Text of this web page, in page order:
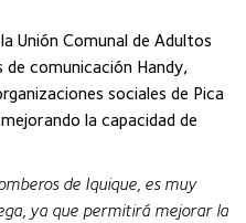
Unión Comunal de Adultos
comunicación Handy,
sociales de Pica
la capacidad de
de Iquique, es muy
ya que permitirá mejorar la